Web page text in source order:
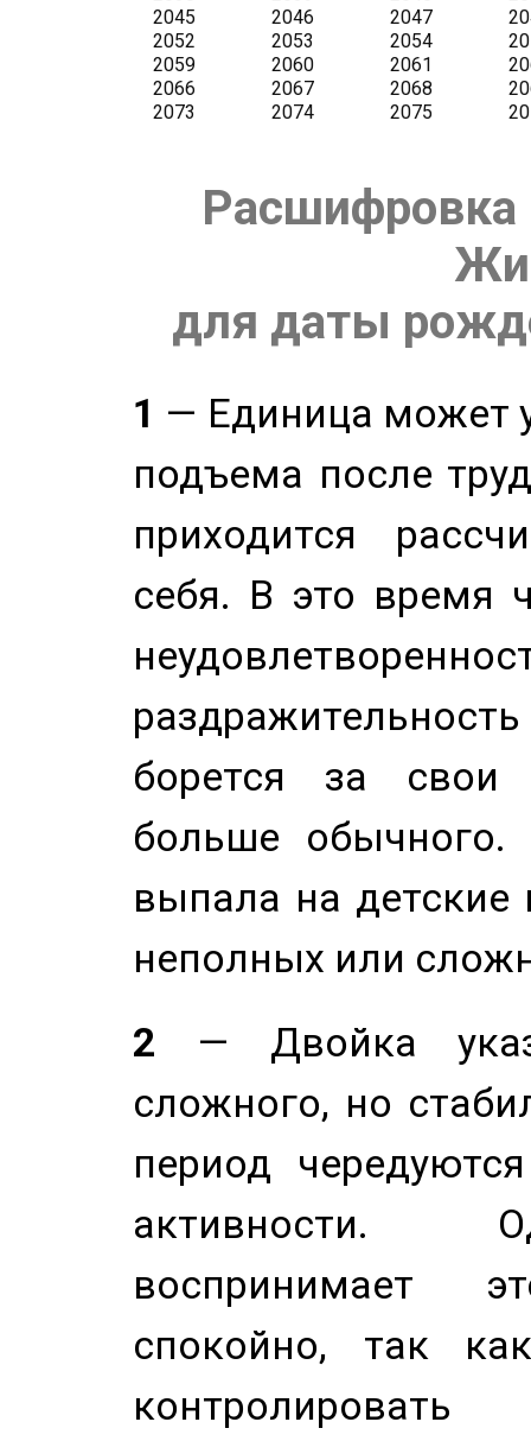
Расшифровка
для даты
1 — Единица может
подъема после
приходится
себя. В это время
борется за свои
больше
выпала на детские
неполных или
2 — Двойка
сложного, но
период
активности.
воспринимает
спокойно, так